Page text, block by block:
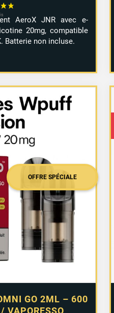
AeroX JNR avec e-
20mg, compatible
Batterie non incluse.
OFFRE SPÉCIALE
GO 2ML – 600
VAPORESSO